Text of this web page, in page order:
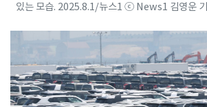
있는 모습. 2025.8.1/뉴스1 ⓒ News1 김영운